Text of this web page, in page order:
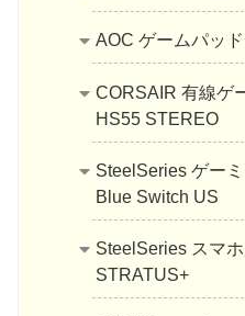
AOC ゲームパッ
CORSAIR 有線ゲ
HS55 STEREO
SteelSeries ゲー
Blue Switch US
SteelSeries スマ
STRATUS+